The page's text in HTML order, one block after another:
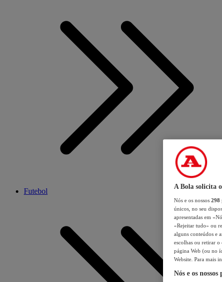
Futebol
A Bola solicita
Nós e os nossos 298
únicos, no seu
apresentadas em
«Rejeitar tudo» ou
alguns conteúdos e
escolhas ou retirar
página Web (ou no
Website. Para mais
Nós e os